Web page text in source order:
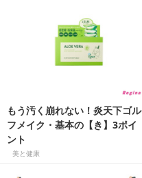
もう汚く崩れない！炎天下ゴル
フメイク・基本の【き】3ポイ
ント
美と健康